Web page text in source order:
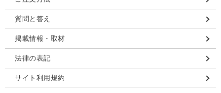
質問と答え
掲載情報・取材
法律の表記
サイト利用規約